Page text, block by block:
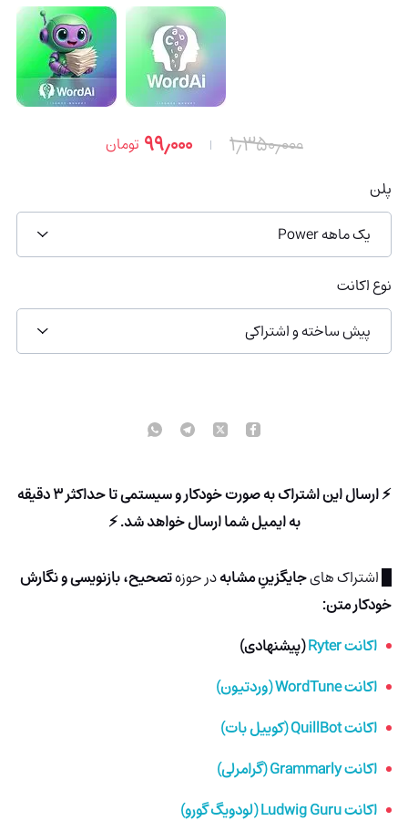
۱٫۳۵۰٫۰۰۰ ۹۹٫۰۰۰ تومان
پلن
یک ماهه Power
نوع اکانت
پیش ساخته و اشتراکی
⚡ ارسال این اشتراک به صورت خودکار و سیستمی تا حداکثر 3 دقیقه
به ایمیل شما ارسال خواهد شد. ⚡
█ اشتراک هایجایگزینِ مشابهدر حوزهتصحیح، بازنویسی و نگارش
خودکار متن:
اکانت Ryter
(پیشنهادی)
اکانت WordTune (وردتیون)
اکانت QuillBot (کوییل بات)
اکانت Grammarly (گرامرلی)
اکانت Ludwig Guru (لودویگ گورو)